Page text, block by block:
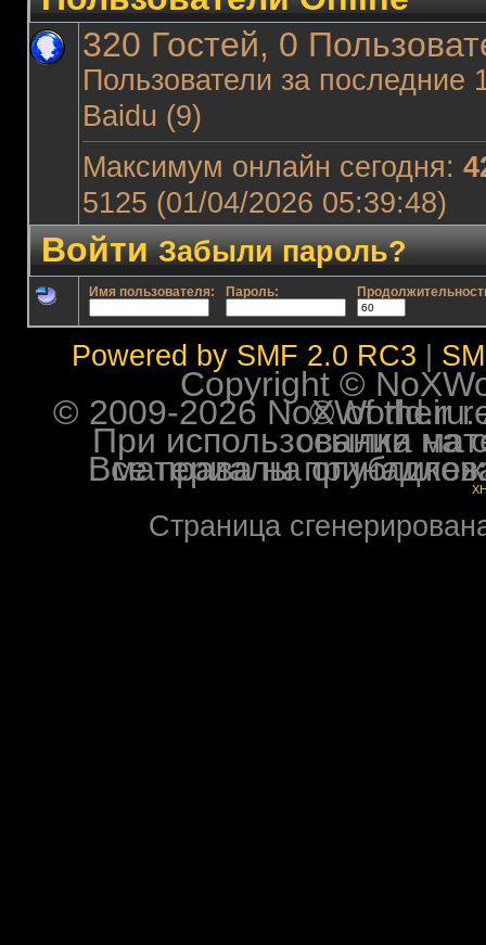
320 Гостей, 0
Пользователи за последние
Baidu (9)
Максимум онлайн сегодня:
5125 (01/04/2026 05:39:48)
ВойтиЗабыли пароль?
Имя пользователя: Пароль:
Powered by SMF 2.0 RC3
Copyright ©
© 2009-2026 NoXWorld.ru. All
При использовании
Все права на опубликованные на форуме
Страница